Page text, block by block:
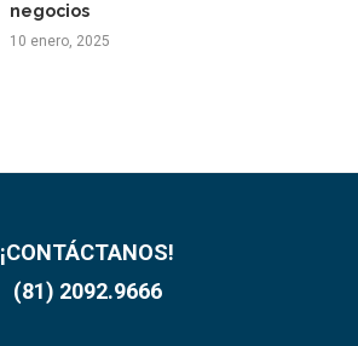
negocios
10 enero, 2025
¡CONTÁCTANOS!
(81) 2092.9666